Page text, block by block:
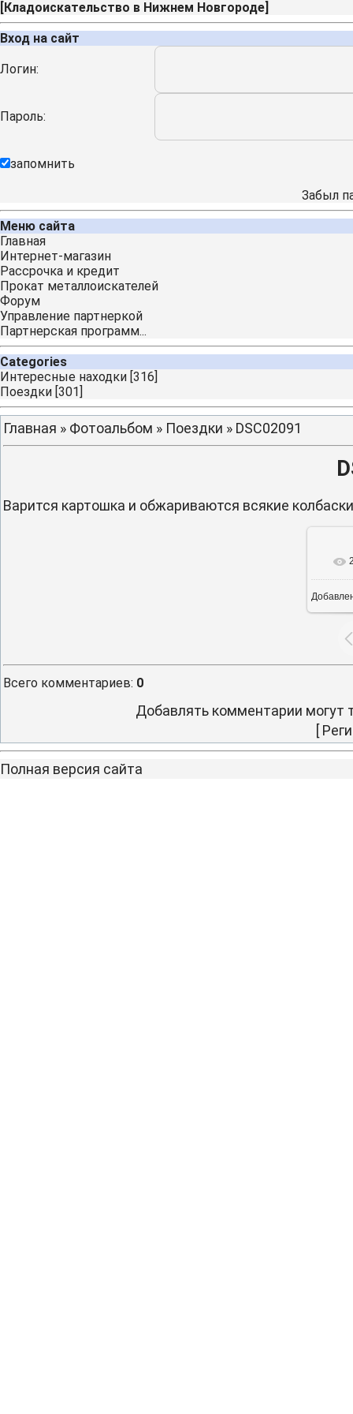
[Кладоискательство в Нижнем Новгороде]
Вход на сайт
Логин:
Пароль:
запомнить
Забыл
Меню сайта
Главная
Интернет-магазин
Рассрочка и кредит
Прокат металлоискателей
Форум
Управление партнеркой
Партнерская программ...
Categories
Интересные находки [316]
Поездки [301]
Главная » Фотоальбом » Поездки » DSC02091
Варится картошка и обжариваются всякие
Всего комментариев: 0
Добавлять комментарии могут
[
Полная версия сайта